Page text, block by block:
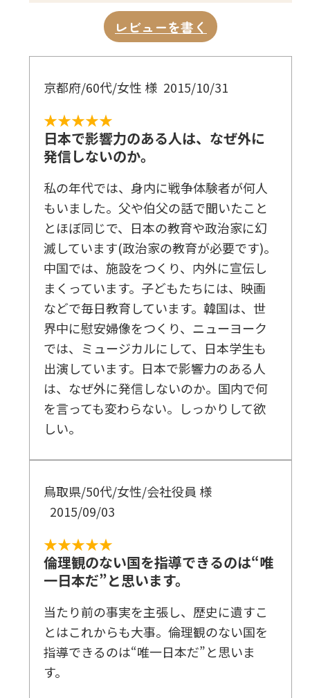
レビューを書く
京都府/60代/女性 様 2015/10/31
★★★★★
日本で影響力のある人は、なぜ外に
発信しないのか。
私の年代では、身内に戦争体験者が何人
もいました。父や伯父の話で聞いたこと
とほぼ同じで、日本の教育や政治家に幻
滅しています(政治家の教育が必要です)。
中国では、施設をつくり、内外に宣伝し
まくっています。子どもたちには、映画
などで毎日教育しています。韓国は、世
界中に慰安婦像をつくり、ニューヨーク
では、ミュージカルにして、日本学生も
出演しています。日本で影響力のある人
は、なぜ外に発信しないのか。国内で何
を言っても変わらない。しっかりして欲
しい。
鳥取県/50代/女性/会社役員 様
2015/09/03
★★★★★
倫理観のない国を指導できるのは“唯
一日本だ”と思います。
当たり前の事実を主張し、歴史に遺すこ
とはこれからも大事。倫理観のない国を
指導できるのは“唯一日本だ”と思いま
す。